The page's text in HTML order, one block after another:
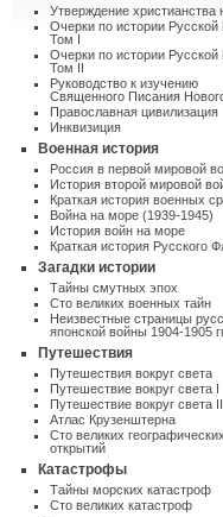
Утверждение христианства
Очерки по истории Русской
Том I
Очерки по истории Русской
Том II
Руководство к изучению
Священного Писания
Православная цивилизация
Инквизиция
Военная история
Россия в первой мировой
История второй мировой
Краткая история военных
Война на море (1939-1945)
История войн на море
Краткая история Русского
Загадки истории
Тайны смутных эпох
Сто великих военных тайн
Неизвестные страницы
японской войны 1904-1905
Путешествия
Путешествия вокруг света
Путешествие вокруг света I
Путешествие вокруг света II
Атлас Крузенштерна
Cто великих географических
открытий
Катастрофы
Тайны морских катастроф
Сто великих катастроф